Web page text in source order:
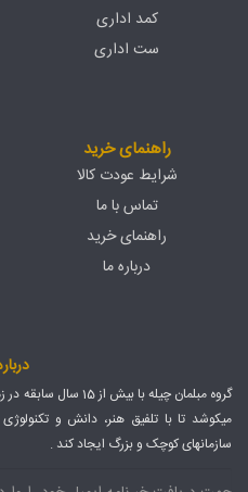
کمد اداری
ست اداری
راهنمای خرید
شرایط عودت کالا
تماس با ما
راهنمای خرید
درباره ما
گروه مبلمان چیله با
میکوشد تا با تلفیق هنر، دانش و
سازمانهای کوچک و بزرگ ایجاد کند .